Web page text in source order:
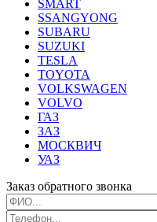
SMART
SSANGYONG
SUBARU
SUZUKI
TESLA
TOYOTA
VOLKSWAGEN
VOLVO
ГАЗ
ЗАЗ
МОСКВИЧ
УАЗ
Заказ обратного звонка